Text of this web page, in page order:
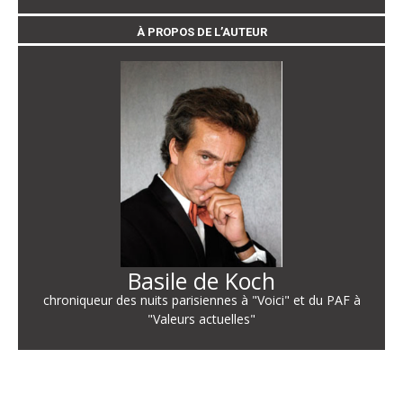
À PROPOS DE L’AUTEUR
Basile de Koch
chroniqueur des nuits parisiennes à "Voici" et du PAF à
"Valeurs actuelles"